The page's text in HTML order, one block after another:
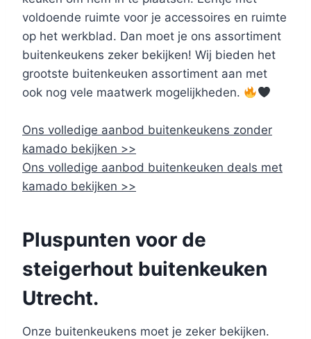
voldoende ruimte voor je accessoires en ruimte
op het werkblad. Dan moet je ons assortiment
buitenkeukens zeker bekijken! Wij bieden het
grootste buitenkeuken assortiment aan met
ook nog vele maatwerk mogelijkheden.
Ons volledige aanbod buitenkeukens zonder
kamado bekijken >>
Ons volledige aanbod buitenkeuken deals met
kamado bekijken >>
Pluspunten voor de
steigerhout buitenkeuken
Utrecht.
Onze buitenkeukens moet je zeker bekijken.